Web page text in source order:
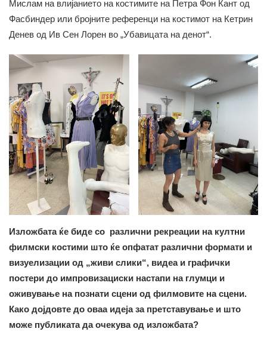
Мислам на влијанието на костимите на Петра Фон Кант од
Фасбиндер или бројните референци на костимот на Кетрин
Денев од Ив Сен Лорен во „Убавицата на денот“.
Изложбата ќе биде со различни рекреации на култни
филмски костими што ќе опфатат различни формати и
визуелизации од „живи слики“, видеа и графички
постери до импровизациски настапи на глумци и
оживување на познати сцени од филмовите на сцени.
Како дојдовте до оваа идеја за претставување и што
може публиката да очекува од изложбата?